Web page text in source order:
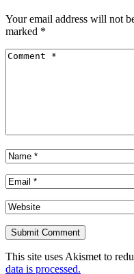
Your email address will not
marked *
This site uses Akismet to
data is processed.